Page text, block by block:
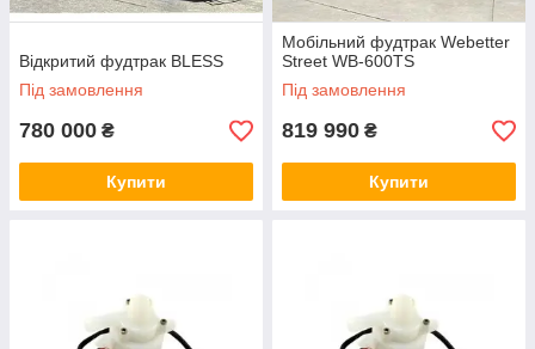
Відкритий фудтрак BLESS
Під замовлення
780 000 ₴
Купити
Мобільний фудтрак Webetter
Street WB-600TS
Під замовлення
819 990 ₴
Купити